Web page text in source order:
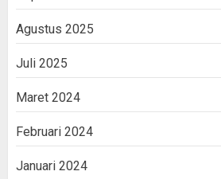
Agustus 2025
Juli 2025
Maret 2024
Februari 2024
Januari 2024